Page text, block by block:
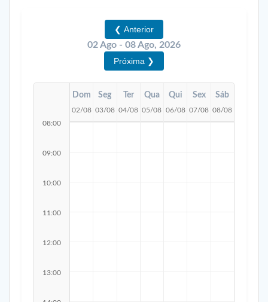
❮ Anterior
02 Ago - 08 Ago, 2026
Próxima ❯
08:00
09:00
10:00
11:00
12:00
13:00
Dom
02/08
Seg
03/08
Ter
04/08
Qua
05/08
Qui
06/08
Sex
07/08
Sáb
08/08